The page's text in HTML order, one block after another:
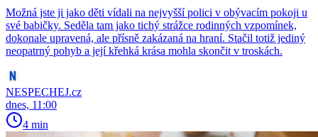
Možná jste ji jako děti vídali na nejvyšší polici v obývacím pokoji u
své babičky. Seděla tam jako tichý strážce rodinných vzpomínek,
dokonale upravená, ale přísně zakázaná na hraní. Stačil totiž jediný
neopatrný pohyb a její křehká krása mohla skončit v troskách.
NESPECHEJ.cz
dnes, 11:00
4 min